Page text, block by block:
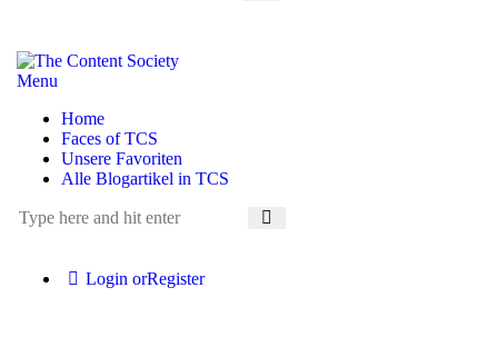
Menu
Home
Faces of TCS
Unsere Favoriten
Alle Blogartikel in TCS
Login orRegister